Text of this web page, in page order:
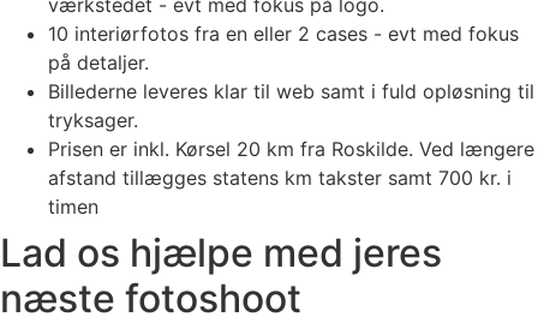
10 interiørfotos fra en eller 2 cases - evt med fokus
på detaljer.
Billederne leveres klar til web samt i fuld opløsning til
tryksager.
Prisen er inkl. Kørsel 20 km fra Roskilde. Ved længere
afstand tillægges statens km takster samt 700 kr. i
timen
Lad os hjælpe med jeres
næste fotoshoot